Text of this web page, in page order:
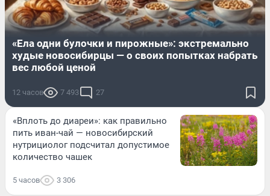
«Ела одни булочки и пирожные»: экстремально
худые новосибирцы — о своих попытках набрать
вес любой ценой
12 часов 7 493 27
«Вплоть до диареи»: как правильно
пить иван-чай — новосибирский
нутрициолог подсчитал допустимое
количество чашек
5 часов 3 306